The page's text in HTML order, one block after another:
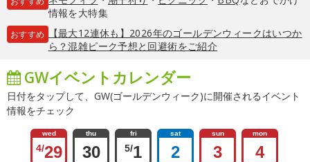
情報を大特集
おすすめ
【最大12連休も】2026年のゴールデンウィークはいつか
ら？混雑ピーク予想と回避術をご紹介
GWイベントカレンダー
日付をタップして、GW(ゴールデンウィーク)に開催されるイベント
情報をチェック
wed
4/29
thu
30
fri
5/1
sat
2
sun
3
mon
4